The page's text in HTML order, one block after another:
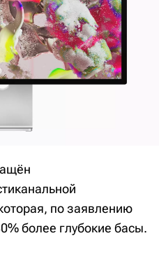
по заявлению
более глубокие басы.